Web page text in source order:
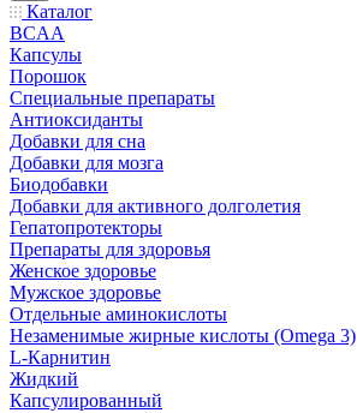
Каталог
BCAA
Капсулы
Порошок
Cпециальные препараты
Антиоксиданты
Добавки для сна
Добавки для мозга
Биодобавки
Добавки для активного долголетия
Гепатопротекторы
Препараты для здоровья
Женское здоровье
Мужское здоровье
Отдельные аминокислоты
Незаменимые жирные кислоты (Omega 3)
L-Карнитин
Жидкий
Капсулированный